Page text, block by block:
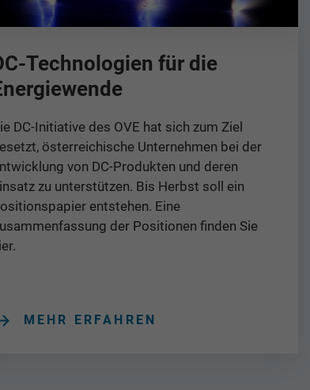
Technologien für die
DC-Initiative des OVE hat sich zum Ziel
österreichische Unternehmen bei der
von DC-Produkten und deren
zu unterstützen. Bis Herbst soll ein
entstehen. Eine
der Positionen finden Sie
MEHR ERFAHREN